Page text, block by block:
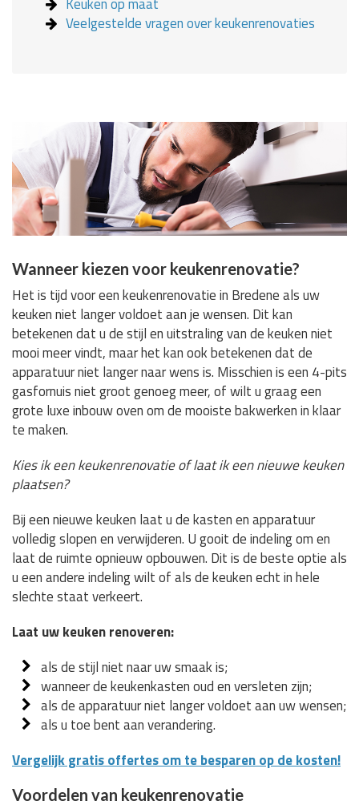
Keuken op maat
Veelgestelde vragen over keukenrenovaties
Wanneer kiezen voor keukenrenovatie?
Het is tijd voor een keukenrenovatie in Bredene als uw
keuken niet langer voldoet aan je wensen. Dit kan
betekenen dat u de stijl en uitstraling van de keuken niet
mooi meer vindt, maar het kan ook betekenen dat de
apparatuur niet langer naar wens is. Misschien is een 4-pits
gasfornuis niet groot genoeg meer, of wilt u graag een
grote luxe inbouw oven om de mooiste bakwerken in klaar
te maken.
Kies ik een keukenrenovatie of laat ik een nieuwe keuken
plaatsen?
Bij een nieuwe keuken laat u de kasten en apparatuur
volledig slopen en verwijderen. U gooit de indeling om en
laat de ruimte opnieuw opbouwen. Dit is de beste optie als
u een andere indeling wilt of als de keuken echt in hele
slechte staat verkeert.
Laat uw keuken renoveren:
als de stijl niet naar uw smaak is;
wanneer de keukenkasten oud en versleten zijn;
als de apparatuur niet langer voldoet aan uw wensen;
als u toe bent aan verandering.
Vergelijk gratis offertes om te besparen op de kosten!
Voordelen van keukenrenovatie